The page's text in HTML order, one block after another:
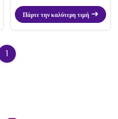
άνδρες οργασμό
Πάρτε την καλύτερη τιμή
1